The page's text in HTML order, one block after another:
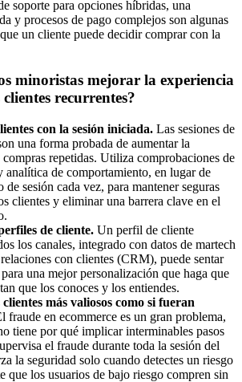
soporte para opciones híbridas, una
y procesos de pago complejos son algunas
un cliente puede decidir comprar con la
minoristas mejorar la experiencia
recurrentes?
con la sesión iniciada. Las sesiones de
una forma probada de aumentar la
repetidas. Utiliza comprobaciones de
analítica de comportamiento, en lugar de
sesión cada vez, para mantener seguras
clientes y eliminar una barrera clave en el
de cliente. Un perfil de cliente
los canales, integrado con datos de martech
con clientes (CRM), puede sentar
una mejor personalización que haga que
que los conoces y los entiendes.
más valiosos como si fueran
fraude en ecommerce es un gran problema,
tiene por qué implicar interminables pasos
el fraude durante toda la sesión del
la seguridad solo cuando detectes un riesgo
que los usuarios de bajo riesgo compren sin